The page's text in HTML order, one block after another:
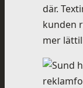
där.
kunden
mer